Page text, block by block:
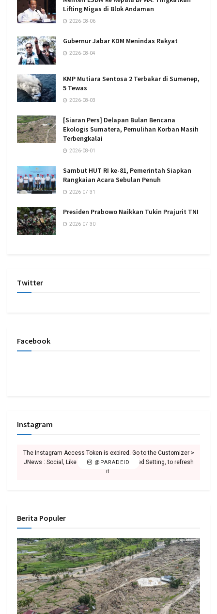
Lifting Migas di Blok Andaman
2026-08-06
Gubernur Jabar KDM Menindas Rakyat
2026-08-04
KMP Mutiara Sentosa 2 Terbakar di Sumenep,
5 Tewas
2026-08-03
[Siaran Pers] Delapan Bulan Bencana
Ekologis Sumatera, Pemulihan Korban Masih
Terbengkalai
2026-08-01
Sambut HUT RI ke-81, Pemerintah Siapkan
Rangkaian Acara Sebulan Penuh
2026-07-31
Presiden Prabowo Naikkan Tukin Prajurit TNI
2026-07-30
Twitter
Facebook
Instagram
@PARADEID
The Instagram Access Token is expired, Go to the Customizer >
JNews : Social, Like & View > Instagram Feed Setting, to refresh
it.
Berita Populer